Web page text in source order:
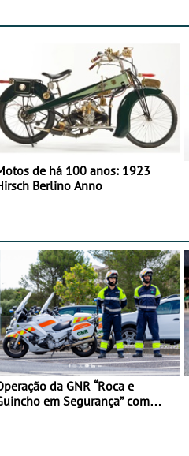
de há 100 anos: 1923
Berlino Anno
da GNR “Roca e
em Segurança” com